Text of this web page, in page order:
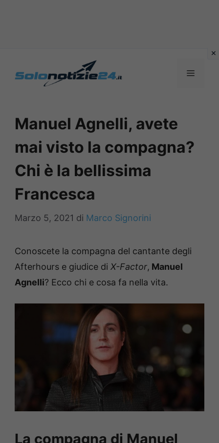
MENU
Manuel Agnelli, avete
mai visto la compagna?
Chi è la bellissima
Francesca
Marzo 5, 2021 di Marco Signorini
Conoscete la compagna del cantante degli
Afterhours e giudice di X-Factor, Manuel
Agnelli? Ecco chi e cosa fa nella vita.
La compagna di Manuel